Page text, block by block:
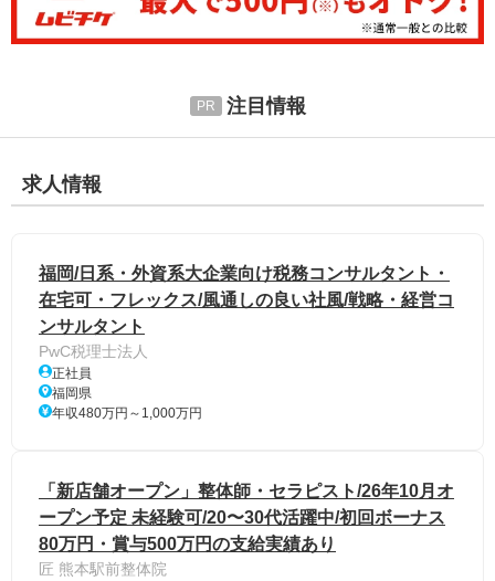
注目情報
求人情報
福岡/日系・外資系大企業向け税務コンサルタント・
在宅可・フレックス/風通しの良い社風/戦略・経営コ
ンサルタント
PwC税理士法人
正社員
福岡県
年収480万円～1,000万円
「新店舗オープン」整体師・セラピスト/26年10月オ
ープン予定 未経験可/20〜30代活躍中/初回ボーナス
80万円・賞与500万円の支給実績あり
匠 熊本駅前整体院